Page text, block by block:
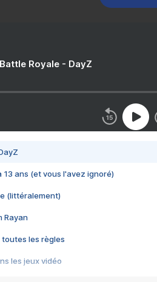
Royale - DayZ
13 ans (et vous l'avez ignoré)
(littéralement)
Rayan
toutes les règles
les jeux vidéo